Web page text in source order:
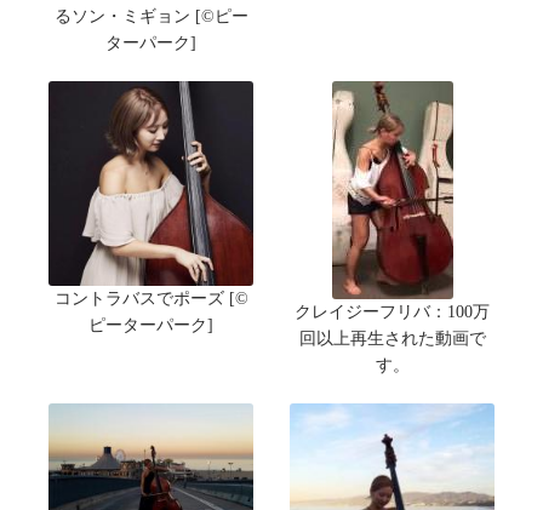
るソン・ミギョン [©ピー
ターパーク]
コントラバスでポーズ [©
ピーターパーク]
クレイジーフリバ：100万
回以上再生された動画で
す。